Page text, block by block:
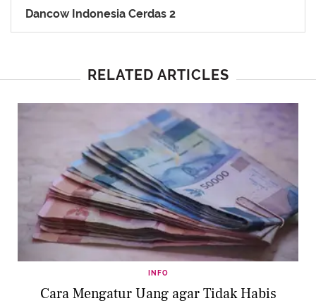
Dancow Indonesia Cerdas 2
RELATED ARTICLES
INFO
Cara Mengatur Uang agar Tidak Habis